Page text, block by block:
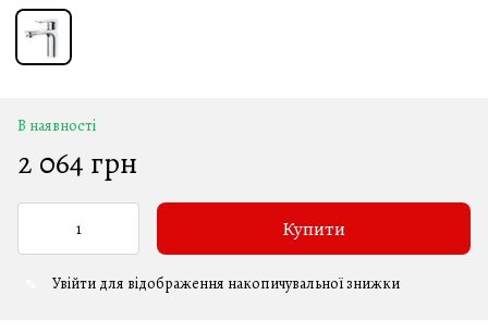
В наявності
2 064 грн
Купити
Увійти для відображення накопичувальної знижки